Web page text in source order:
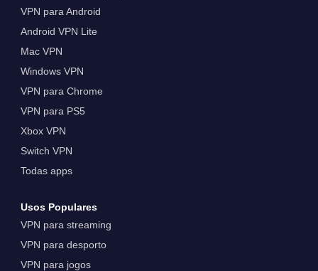
VPN para Android
Android VPN Lite
Mac VPN
Windows VPN
VPN para Chrome
VPN para PS5
Xbox VPN
Switch VPN
Todas apps
Usos Populares
VPN para streaming
VPN para desporto
VPN para jogos